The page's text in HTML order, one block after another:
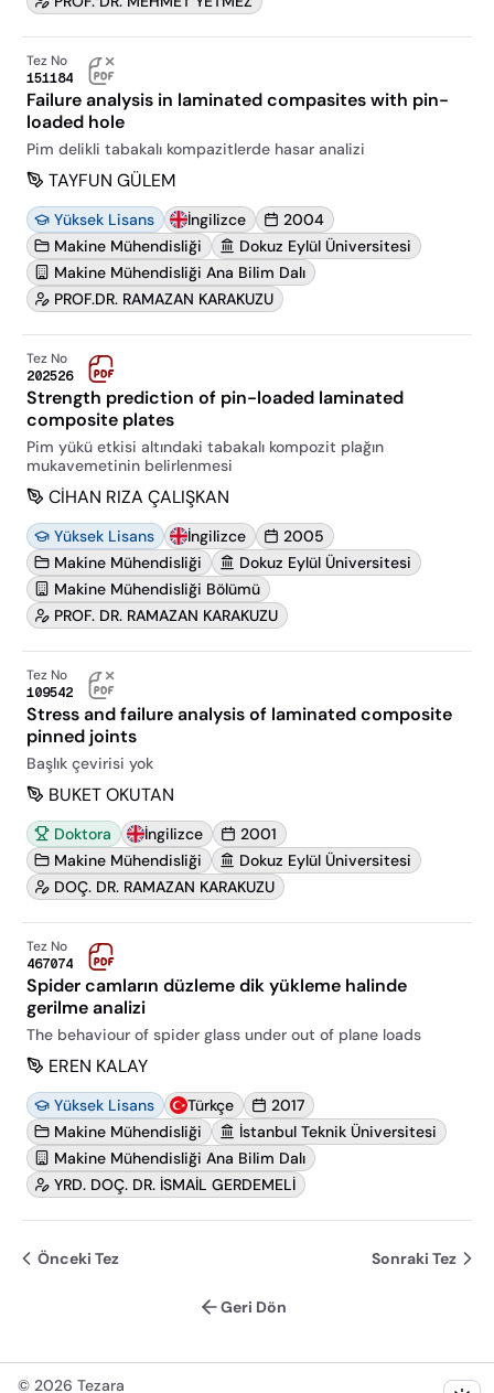
Tez No
151184
Failure analysis in laminated compasites with pin-
loaded hole
Pim delikli tabakalı kompazitlerde hasar analizi
TAYFUN GÜLEM
Yüksek Lisans İngilizce
2004
Makine Mühendisliği
Dokuz Eylül Üniversitesi
Makine Mühendisliği Ana Bilim Dalı
PROF.DR. RAMAZAN KARAKUZU
Tez No
202526
Strength prediction of pin-loaded laminated
composite plates
Pim yükü etkisi altındaki tabakalı kompozit plağın
mukavemetinin belirlenmesi
CİHAN RIZA ÇALIŞKAN
Yüksek Lisans İngilizce
2005
Makine Mühendisliği
Dokuz Eylül Üniversitesi
Makine Mühendisliği Bölümü
PROF. DR. RAMAZAN KARAKUZU
Tez No
109542
Stress and failure analysis of laminated composite
pinned joints
Başlık çevirisi yok
BUKET OKUTAN
Doktora İngilizce
2001
Makine Mühendisliği
Dokuz Eylül Üniversitesi
DOÇ. DR. RAMAZAN KARAKUZU
Tez No
467074
Spider camların düzleme dik yükleme halinde
gerilme analizi
The behaviour of spider glass under out of plane loads
EREN KALAY
Yüksek Lisans Türkçe
2017
Makine Mühendisliği
İstanbul Teknik Üniversitesi
Makine Mühendisliği Ana Bilim Dalı
YRD. DOÇ. DR. İSMAİL GERDEMELİ
Önceki Tez Sonraki Tez
Geri Dön
© 2026 Tezara